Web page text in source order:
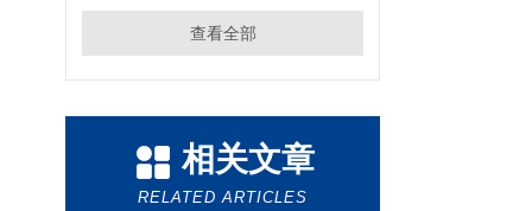
查看全部
相关文章
RELATED ARTICLES